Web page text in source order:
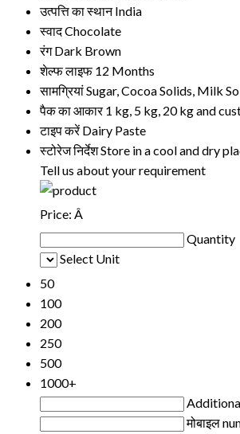
उत्पत्ति का स्थान India
स्वादChocolate
रंग Dark Brown
शेल्फ लाइफ 12 Months
सामग्रियांSugar, Cocoa Solids, Milk
पैक का आकार 1 kg, 5 kg, 20 kg and
टाइप करें Dairy Paste
स्टोरेज निर्देशStore in a cool and dry
Tell us about your requirement
Price: Â
Quantity
Select Unit
50
100
200
250
500
1000+
मोबाइल